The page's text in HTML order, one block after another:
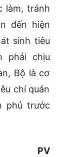
làm, tránh
đến hiện
sinh tiêu
phải chịu
Bộ là cơ
chí quản
phủ trước
PV